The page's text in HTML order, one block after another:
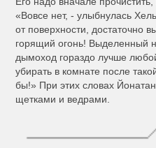
«Вовсе нет, - улыбнулась
от поверхности, достаточно
горящий огонь! Выделенный
дымоход гораздо лучше
убирать в комнате после
бы!» При этих словах
щетками и ведрами.